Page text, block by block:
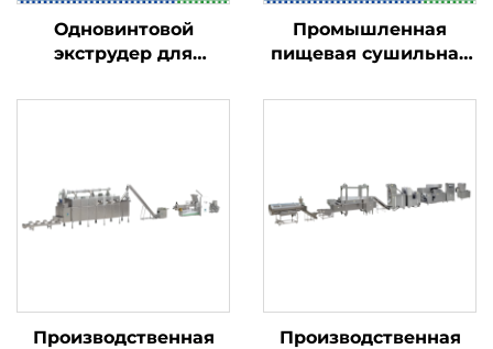
Одновинтовой
экструдер для
Промышленная
пищевая сушильная
Производственная
Производственная